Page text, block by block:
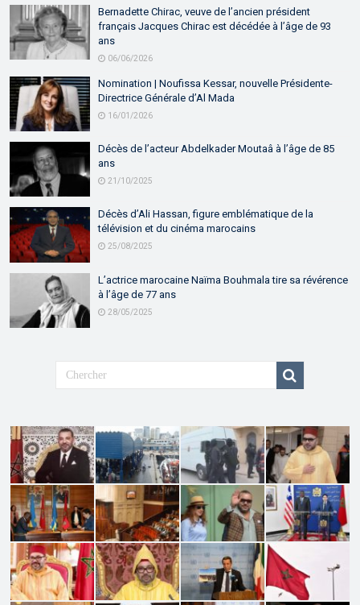
Bernadette Chirac, veuve de l’ancien président
français Jacques Chirac est décédée à l’âge de 93
ans
06/06/2026
Nomination | Noufissa Kessar, nouvelle Présidente-
Directrice Générale d’Al Mada
16/01/2026
Décès de l’acteur Abdelkader Moutaâ à l’âge de 85
ans
21/10/2025
Décès d’Ali Hassan, figure emblématique de la
télévision et du cinéma marocains
25/08/2025
L’actrice marocaine Naïma Bouhmala tire sa révérence
à l’âge de 77 ans
28/05/2025